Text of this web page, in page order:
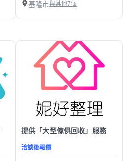
基隆市與其他7個
提供「大型傢俱回收」服務
洽談後報價